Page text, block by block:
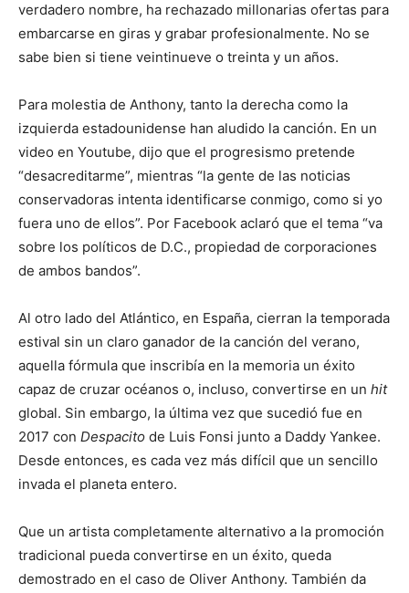
verdadero nombre, ha rechazado millonarias ofertas para
embarcarse en giras y grabar profesionalmente. No se
sabe bien si tiene veintinueve o treinta y un años.
Para molestia de Anthony, tanto la derecha como la
izquierda estadounidense han aludido la canción. En un
video en Youtube, dijo que el progresismo pretende
“desacreditarme”, mientras “la gente de las noticias
conservadoras intenta identificarse conmigo, como si yo
fuera uno de ellos”. Por Facebook aclaró que el tema “va
sobre los políticos de D.C., propiedad de corporaciones
de ambos bandos”.
Al otro lado del Atlántico, en España, cierran la temporada
estival sin un claro ganador de la canción del verano,
aquella fórmula que inscribía en la memoria un éxito
capaz de cruzar océanos o, incluso, convertirse en un hit
global. Sin embargo, la última vez que sucedió fue en
2017 con Despacito de Luis Fonsi junto a Daddy Yankee.
Desde entonces, es cada vez más difícil que un sencillo
invada el planeta entero.
Que un artista completamente alternativo a la promoción
tradicional pueda convertirse en un éxito, queda
demostrado en el caso de Oliver Anthony. También da